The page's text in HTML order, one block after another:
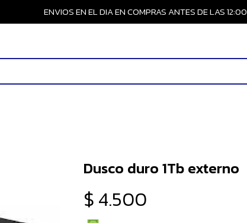
ENVIOS EN EL DIA EN COMPRAS ANTES DE LAS 12:00
Dusco duro 1Tb externo
$4.500